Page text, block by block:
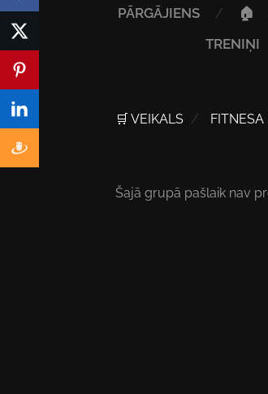
PĀRGĀJIENS 🏠
TRENIŅI
🛒 VEIKALS FITNESA
Šajā grupā pašlaik nav